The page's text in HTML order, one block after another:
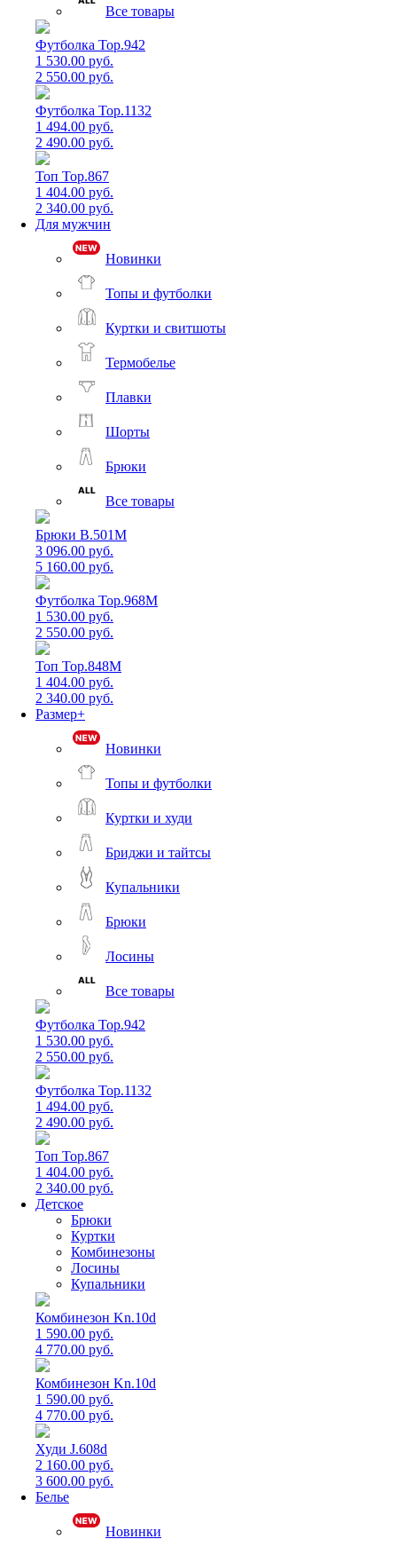
Все товары
Футболка Top.942
1 530.00 руб.
2 550.00 руб.
Футболка Top.1132
1 494.00 руб.
2 490.00 руб.
Топ Top.867
1 404.00 руб.
2 340.00 руб.
Для мужчин
Новинки
Топы и футболки
Куртки и свитшоты
Термобелье
Плавки
Шорты
Брюки
Все товары
Брюки B.501M
3 096.00 руб.
5 160.00 руб.
Футболка Top.968M
1 530.00 руб.
2 550.00 руб.
Топ Top.848M
1 404.00 руб.
2 340.00 руб.
Размер+
Новинки
Топы и футболки
Куртки и худи
Бриджи и тайтсы
Купальники
Брюки
Лосины
Все товары
Футболка Top.942
1 530.00 руб.
2 550.00 руб.
Футболка Top.1132
1 494.00 руб.
2 490.00 руб.
Топ Top.867
1 404.00 руб.
2 340.00 руб.
Детское
Брюки
Куртки
Комбинезоны
Лосины
Купальники
Комбинезон Kn.10d
1 590.00 руб.
4 770.00 руб.
Комбинезон Kn.10d
1 590.00 руб.
4 770.00 руб.
Худи J.608d
2 160.00 руб.
3 600.00 руб.
Белье
Новинки